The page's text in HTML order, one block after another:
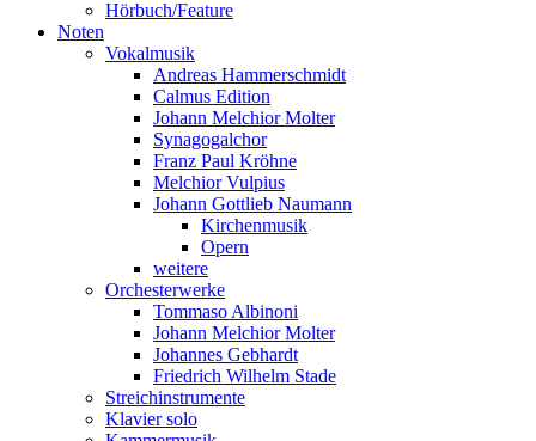
Hörbuch/Feature
Noten
Vokalmusik
Andreas Hammerschmidt
Calmus Edition
Johann Melchior Molter
Synagogalchor
Franz Paul Kröhne
Melchior Vulpius
Johann Gottlieb Naumann
Kirchenmusik
Opern
weitere
Orchesterwerke
Tommaso Albinoni
Johann Melchior Molter
Johannes Gebhardt
Friedrich Wilhelm Stade
Streichinstrumente
Klavier solo